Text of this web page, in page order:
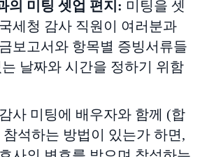
의 미팅 셋업 편지 : 미팅을 셋
세청 감사 직원이 여러분과
보고서와 항목별 증빙서류들
날짜와 시간을 정하기 위함
사 미팅에 배우자와 함께 (합
석하는 방법이 있는가 하면,